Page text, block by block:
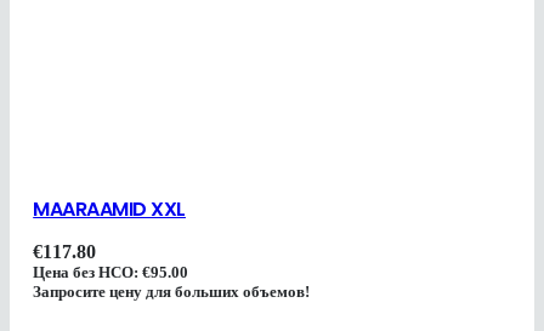
MAARAAMID XXL
€117.80
Цена без НСО:€95.00
Запросите цену для больших объемов!